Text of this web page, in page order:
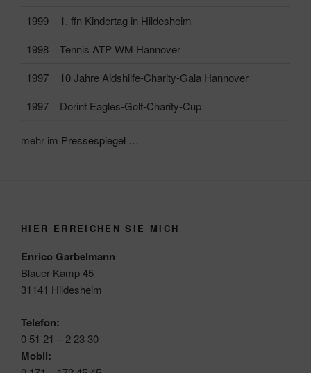
1999
1. ffn Kindertag in Hildesheim
1998
Tennis ATP WM Hannover
1997
10 Jahre Aidshilfe-Charity-Gala Hannover
1997
Dorint Eagles-Golf-Charity-Cup
mehr im Pressespiegel …
HIER ERREICHEN SIE MICH
Enrico Garbelmann
Blauer Kamp 45
31141 Hildesheim
Telefon:
0 51 21 – 2 23 30
Mobil: